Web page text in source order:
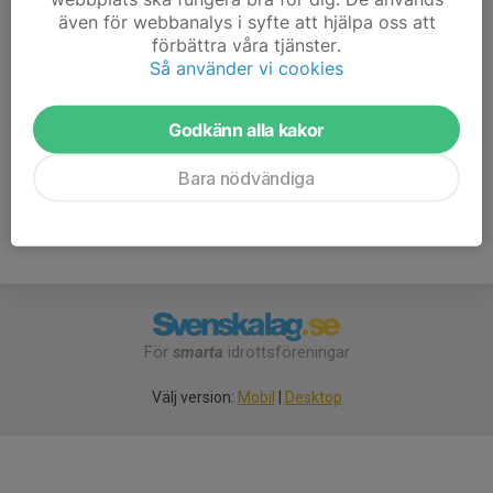
robertmodeer@gmail.com
Isaac Sokolovic Persson
072-714 15 60
isaacsokolovic@gmail.com
För smarta idrottsföreningar
Välj version: Mobil Desktop
även för webbanalys i syfte att hjälpa oss att
förbättra våra tjänster.
Så använder vi cookies
Godkänn alla kakor
Bara nödvändiga